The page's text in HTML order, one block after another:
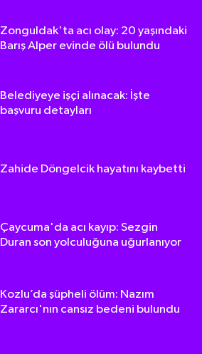
Zonguldak'ta acı olay: 20 yaşındaki
Barış Alper evinde ölü bulundu
Belediyeye işçi alınacak: İşte
başvuru detayları
Zahide Döngelcik hayatını kaybetti
Çaycuma'da acı kayıp: Sezgin
Duran son yolculuğuna uğurlanıyor
Kozlu’da şüpheli ölüm: Nazım
Zararcı'nın cansız bedeni bulundu